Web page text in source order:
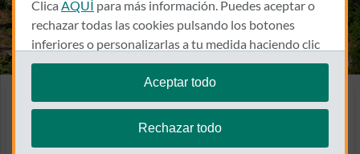
Encuentra a tu agente
Clica AQUÍ para más información. Puedes aceptar o
rechazar todas las cookies pulsando los botones
inferiores o personalizarlas a tu medida haciendo clic
en"configurar cookies".
Te recordamos que puedes modificar tus ajustes de
cookies en cualquier momento en la sección
Aceptar todo
Rechazar todo